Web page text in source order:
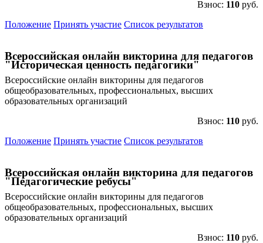
Взнос: 110 руб.
Положение Принять участие Список результатов
Всероссийская онлайн викторина для педагогов
"Историческая ценность педагогики"
Всероссийские онлайн викторины для педагогов
общеобразовательных, профессиональных, высших
образовательных организаций
Взнос: 110 руб.
Положение Принять участие Список результатов
Всероссийская онлайн викторина для педагогов
"Педагогические ребусы"
Всероссийские онлайн викторины для педагогов
общеобразовательных, профессиональных, высших
образовательных организаций
Взнос: 110 руб.